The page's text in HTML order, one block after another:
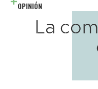
OPINIÓN
La